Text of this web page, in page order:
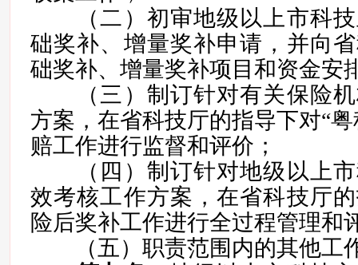
（二）初审地级以上市科技
础奖补、增量奖补申请，并向
础奖补、增量奖补项目和资金安
（三）制订针对有关保险机
方案，在省科技厅的指导下对“
赔工作进行监督和评价；
（四）制订针对地级以上市
效考核工作方案，在省科技厅
险后奖补工作进行全过程管理和
（五）职责范围内的其他工